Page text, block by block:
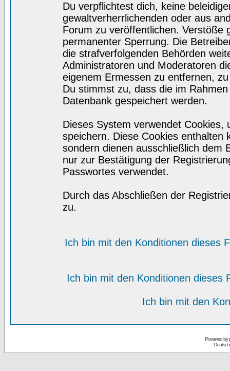
Du verpflichtest dich, keine
gewaltverherrlichenden oder aus
Forum zu veröffentlichen. Verstöße
permanenter Sperrung. Die
die strafverfolgenden Behörden
Administratoren und Moderatoren
eigenem Ermessen zu entfernen,
Du stimmst zu, dass die im
Datenbank gespeichert werden.
Dieses System verwendet
speichern. Diese Cookies enthalten
sondern dienen ausschließlich dem
nur zur Bestätigung der
Passwortes verwendet.
Durch das Abschließen der
zu.
Ich bin mit den Konditionen dieses
Ich bin mit den Konditionen dieses
Ich bin mit den
Powered by